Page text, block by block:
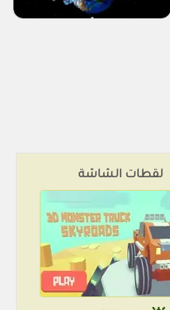
لقطات الشاشة